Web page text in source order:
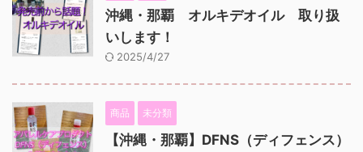
沖縄・那覇 オルキデオイル 取り扱
いします！
2025/4/27
商品 未分類
【沖縄・那覇】DFNS（ディフェンス）